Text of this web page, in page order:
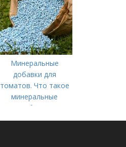
Минеральные
добавки для
томатов. Что такое
минеральные
удобрения